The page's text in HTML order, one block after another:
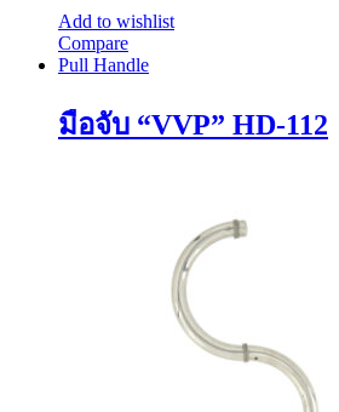
Add to wishlist
Compare
Pull Handle
มือจับ “VVP” HD-112